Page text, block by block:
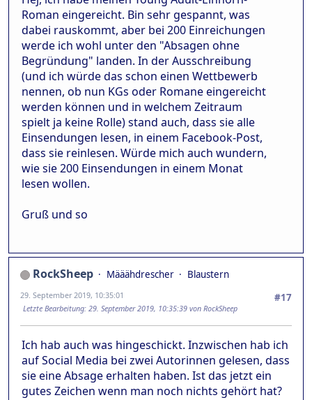
Roman eingereicht. Bin sehr gespannt, was
dabei rauskommt, aber bei 200 Einreichungen
werde ich wohl unter den "Absagen ohne
Begründung" landen. In der Ausschreibung
(und ich würde das schon einen Wettbewerb
nennen, ob nun KGs oder Romane eingereicht
werden können und in welchem Zeitraum
spielt ja keine Rolle) stand auch, dass sie alle
Einsendungen lesen, in einem Facebook-Post,
dass sie reinlesen. Würde mich auch wundern,
wie sie 200 Einsendungen in einem Monat
lesen wollen.
Gruß und so
RockSheep Määähdrescher
Blaustern
#17
29. September 2019, 10:35:01
Letzte Bearbeitung: 29. September 2019, 10:35:39 von RockSheep
Ich hab auch was hingeschickt. Inzwischen hab ich
auf Social Media bei zwei Autorinnen gelesen, dass
sie eine Absage erhalten haben. Ist das jetzt ein
gutes Zeichen wenn man noch nichts gehört hat?